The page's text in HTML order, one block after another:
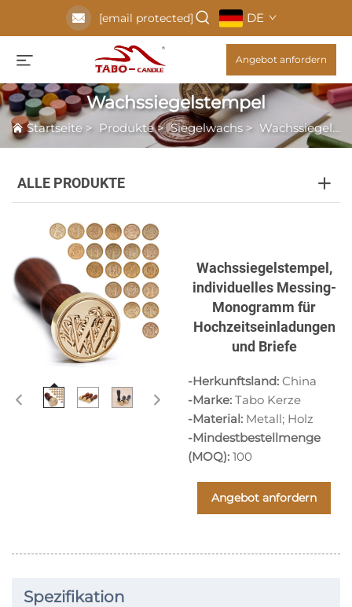
[email protected] DE
Angebot anfordern
Wachssiegelstempel
Startseite> Produkte>Siegelwachs > Wachssiegelstempel
ALLE PRODUKTE
Wachssiegelstempel,
individuelles Messing-
Monogramm für
Hochzeitseinladungen
und Briefe
-Herkunftsland: China
-Marke: Tabo Kerze
-Material: Metall; Holz
-Mindestbestellmenge
(MOQ): 100
Angebot anfordern
Spezifikation